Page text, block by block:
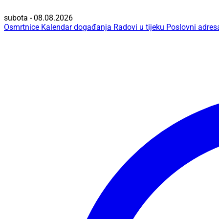
subota - 08.08.2026
Osmrtnice Kalendar događanja Radovi u tijeku Poslovni